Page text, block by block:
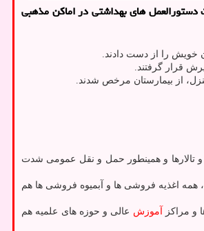
های بهداشتی در اماکن مذهبی
خویش را از دست دادند.
از بیمارستان مرخص شدند.
تالارها و همینطور حمل و نقل عمومی شدت
ها، همه تالارها باید با ظرفیت ۲۰ درصدی و زمان محدود فعالیت کنند، همه اغذیه فروشی ها و آبمیوه فروشی ها هم
و مراکز آموزش عالی و حوزه های علمیه هم